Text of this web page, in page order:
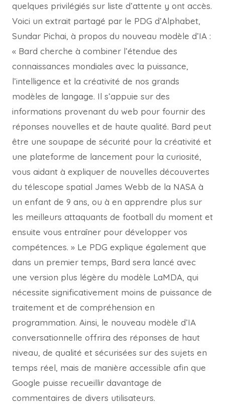
quelques privilégiés sur liste d’attente y ont accès.
Voici un extrait partagé par le PDG d’Alphabet,
Sundar Pichai, à propos du nouveau modèle d’IA :
« Bard cherche à combiner l’étendue des
connaissances mondiales avec la puissance,
l’intelligence et la créativité de nos grands
modèles de langage. Il s’appuie sur des
informations provenant du web pour fournir des
réponses nouvelles et de haute qualité. Bard peut
être une soupape de sécurité pour la créativité et
une plateforme de lancement pour la curiosité,
vous aidant à expliquer de nouvelles découvertes
du télescope spatial James Webb de la NASA à
un enfant de 9 ans, ou à en apprendre plus sur
les meilleurs attaquants de football du moment et
ensuite vous entraîner pour développer vos
compétences. » Le PDG explique également que
dans un premier temps, Bard sera lancé avec
une version plus légère du modèle LaMDA, qui
nécessite significativement moins de puissance de
traitement et de compréhension en
programmation. Ainsi, le nouveau modèle d’IA
conversationnelle offrira des réponses de haut
niveau, de qualité et sécurisées sur des sujets en
temps réel, mais de manière accessible afin que
Google puisse recueillir davantage de
commentaires de divers utilisateurs.